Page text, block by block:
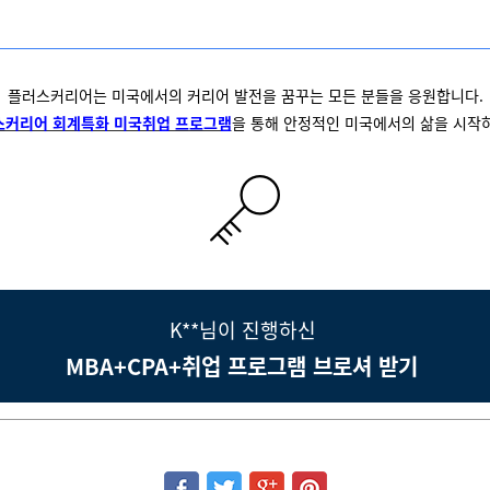
플러스커리어는 미국에서의 커리어 발전을 꿈꾸는 모든 분들을 응원합니다.
커리어 회계특화 미국취업 프로그램을 통해 안정적인 미국에서의 삶을 시작
K**님이 진행하신
MBA+CPA+취업 프로그램 브로셔 받기